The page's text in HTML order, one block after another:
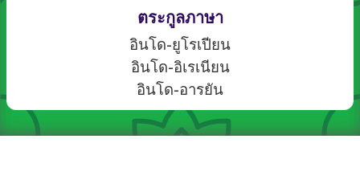
ตระกูลภาษา
อินโด-ยูโรเปียน
อินโด-อิเรเนียน
อินโด-อารยัน